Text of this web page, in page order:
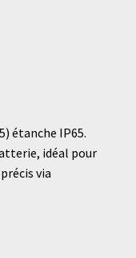
étanche IP65.
idéal pour
via